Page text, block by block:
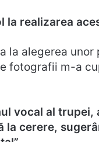
la realizarea
la alegerea
fotografii m-a
vocal al
la cerere,